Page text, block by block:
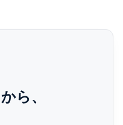
から、